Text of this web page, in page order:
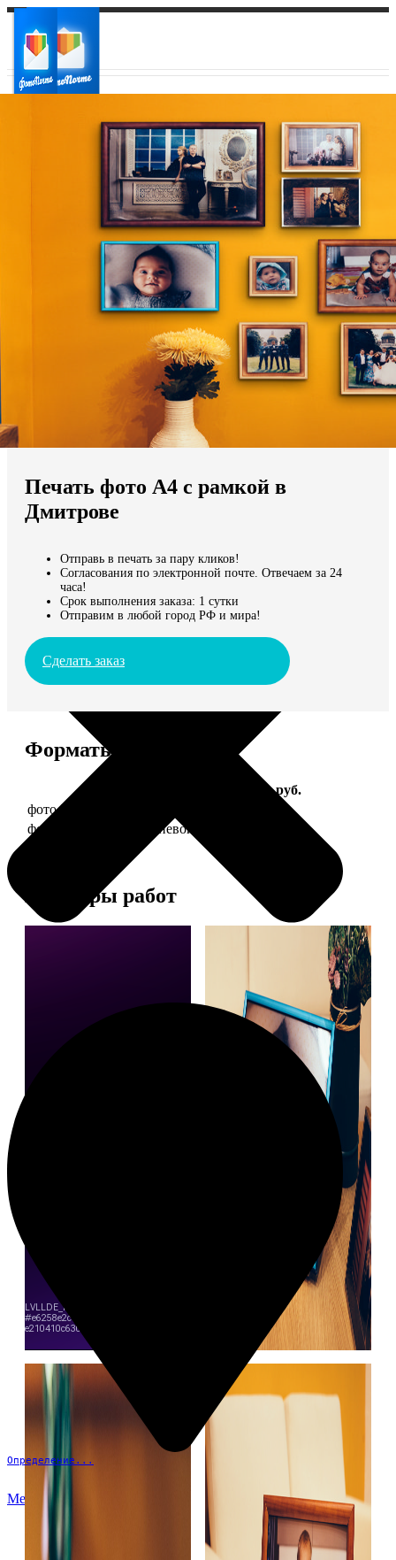
Ваш регион доставки
Выберите из списка:
Мы доставляем по всему миру
Продолжить без города
Определение...
Меню
Печать фото А4 с рамкой в
Дмитрове
Отправь в печать за пару кликов!
Согласования по электронной почте. Отвечаем за 24
часа!
Срок выполнения заказа: 1 сутки
Отправим в любой город РФ и мира!
Сделать заказ
Форматы и цены
Цена, руб.
фото 20х30 в деревянной рамке
фото 20х30 в алюминиевой рамке
Примеры работ